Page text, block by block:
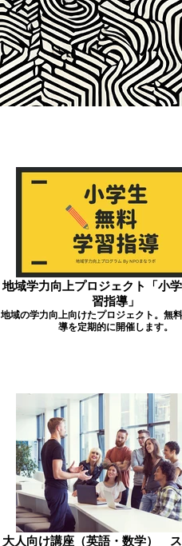
地域学力向上プロジェクト「小
習指導」
地域の学力向上向けたプロジェクト。無
導を定期的に開催します。
大人向け講座（英語・数学） ス